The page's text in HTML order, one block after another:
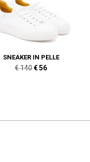
€ 99.
SNEAKER IN PELLE
€140Il
€56Il